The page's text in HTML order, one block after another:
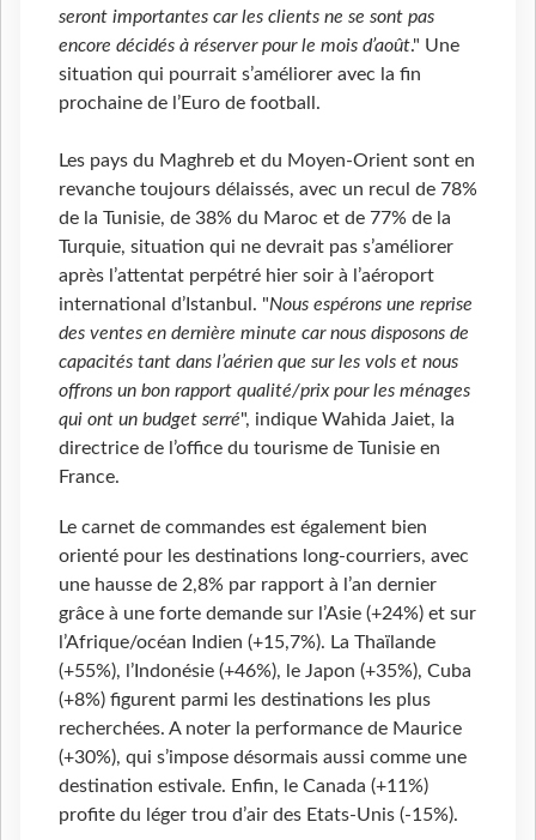
seront importantes car les clients ne se sont pas
encore décidés à réserver pour le mois d’août." Une
situation qui pourrait s’améliorer avec la fin
prochaine de l’Euro de football.
Les pays du Maghreb et du Moyen-Orient sont en
revanche toujours délaissés, avec un recul de 78%
de la Tunisie, de 38% du Maroc et de 77% de la
Turquie, situation qui ne devrait pas s’améliorer
après l’attentat perpétré hier soir à l’aéroport
international d’Istanbul. "Nous espérons une reprise
des ventes en dernière minute car nous disposons de
capacités tant dans l’aérien que sur les vols et nous
offrons un bon rapport qualité/prix pour les ménages
qui ont un budget serré", indique Wahida Jaiet, la
directrice de l’office du tourisme de Tunisie en
France.
Le carnet de commandes est également bien
orienté pour les destinations long-courriers, avec
une hausse de 2,8% par rapport à l’an dernier
grâce à une forte demande sur l’Asie (+24%) et sur
l’Afrique/océan Indien (+15,7%). La Thaïlande
(+55%), l’Indonésie (+46%), le Japon (+35%), Cuba
(+8%) figurent parmi les destinations les plus
recherchées. A noter la performance de Maurice
(+30%), qui s’impose désormais aussi comme une
destination estivale. Enfin, le Canada (+11%)
profite du léger trou d’air des Etats-Unis (-15%).